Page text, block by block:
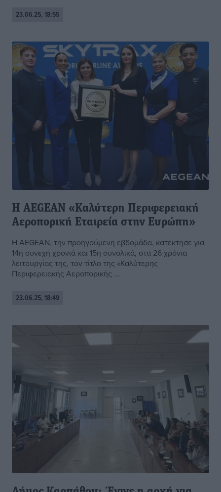
23.06.25, 18:55
Η AEGEAN «Καλύτερη Περιφερειακή
Αεροπορική Εταιρεία στην Ευρώπη»
Η AEGEAN, την προηγούμενη εβδομάδα, κατέκτησε για
14η συνεχή χρονιά και 15η συνολικά, στα 26 χρόνια
λειτουργίας της, τον τίτλο της «Καλύτερης
Περιφερειακής Αεροπορικής ...
23.06.25, 18:49